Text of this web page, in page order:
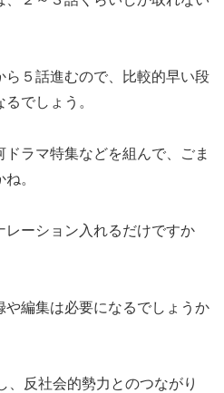
ら５話進むので、比較的早い段
でしょう。
ラマ特集などを組んで、ごま
。
ーション入れるだけですか
編集は必要になるでしょうか
、反社会的勢力とのつながり